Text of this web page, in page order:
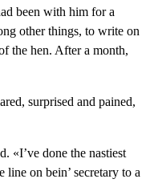
been with him for a
other things, to write on
the hen. After a month,
surprised and pained,
«I’ve done the nastiest
on bein’ secretary to a